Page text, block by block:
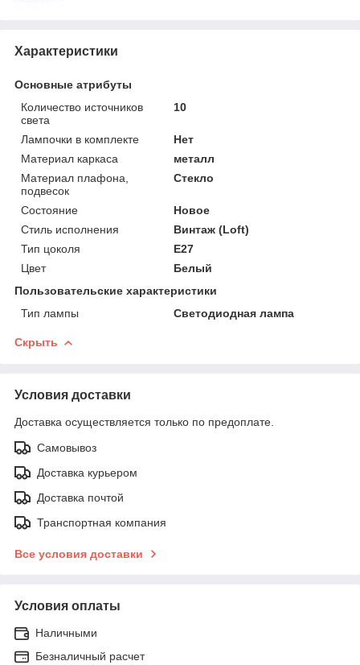
Характеристики
Основные атрибуты
Количество источников
света
10
Лампочки в комплекте
Нет
Материал каркаса
металл
Материал плафона,
подвесок
Стекло
Состояние
Новое
Стиль исполнения
Винтаж (Loft)
Тип цоколя
E27
Цвет
Белый
Пользовательские характеристики
Тип лампы
Светодиодная лампа
Скрыть
Условия доставки
Доставка осуществляется только по предоплате.
Самовывоз
Доставка курьером
Доставка почтой
Транспортная компания
Все условия доставки
Условия оплаты
Наличными
Безналичный расчет